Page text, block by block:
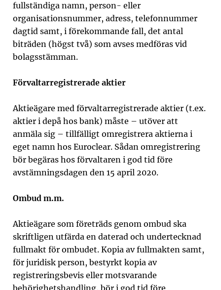
fullständiga namn, person- eller
organisationsnummer, adress, telefonnummer
dagtid samt, i förekommande fall, det antal
biträden (högst två) som avses medföras vid
bolagsstämman.
Förvaltarregistrerade aktier
Aktieägare med förvaltarregistrerade aktier (t.ex.
aktier i depå hos bank) måste – utöver att
anmäla sig – tillfälligt omregistrera aktierna i
eget namn hos Euroclear. Sådan omregistrering
bör begäras hos förvaltaren i god tid före
avstämningsdagen den 15 april 2020.
Ombud m.m.
Aktieägare som företräds genom ombud ska
skriftligen utfärda en daterad och undertecknad
fullmakt för ombudet. Kopia av fullmakten samt,
för juridisk person, bestyrkt kopia av
registreringsbevis eller motsvarande
behörighetshandling, bör i god tid före